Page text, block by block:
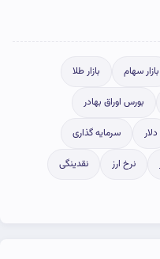
بازار سهام بازار طلا
بورس اوراق بهادر
دلار سرمایه گذاری
نرخ ارز نقدینگی